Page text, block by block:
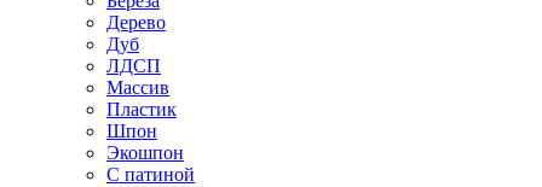
Дерево
Дуб
ЛДСП
Массив
Пластик
Шпон
Экошпон
С патиной